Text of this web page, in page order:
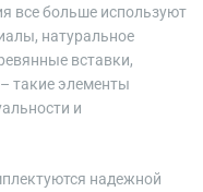
все больше используют
натуральное
вставки,
такие элементы
и
надежной